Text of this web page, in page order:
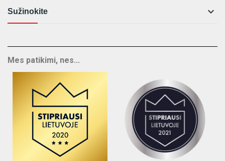
Sužinokite 
Mes patikimi, nes...